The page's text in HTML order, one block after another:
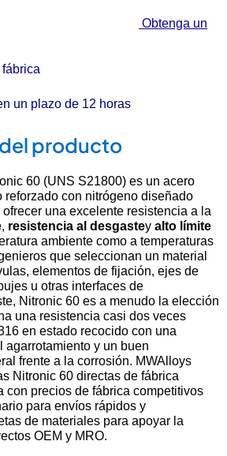
Obtenga un
un plazo de 12 horas
producto
60 (UNS S21800) es un acero
con nitrógeno diseñado
una excelente resistencia a la
, resistencia al desgastey alto límite
ambiente como a temperaturas
que seleccionan un material
elementos de fijación, ejes de
u otras interfaces de
Nitronic 60 es a menudo la elección
una resistencia casi dos veces
en estado recocido con una
agarrotamiento y un buen
frente a la corrosión. MWAlloys
Nitronic 60 directas de fábrica
con precios de fábrica competitivos
para envíos rápidos y
de materiales para apoyar la
OEM y MRO.